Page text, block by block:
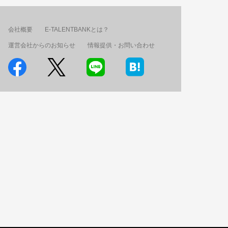
会社概要 E-TALENTBANKとは？
運営会社からのお知らせ 情報提供・お問い合わせ